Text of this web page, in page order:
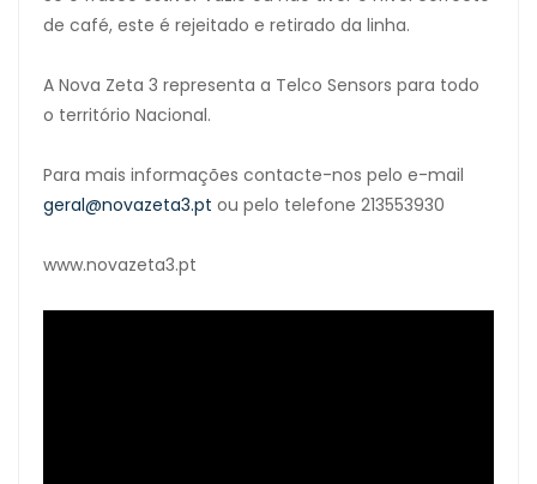
de café, este é rejeitado e retirado da linha.
A Nova Zeta 3 representa a Telco Sensors para todo
o território Nacional.
Para mais informações contacte-nos pelo e-mail
geral@novazeta3.pt ou pelo telefone 213553930
www.novazeta3.pt